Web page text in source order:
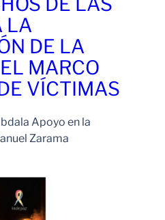
LA
DE LA
MARCO
VÍCTIMAS
Apoyo en la
Zarama